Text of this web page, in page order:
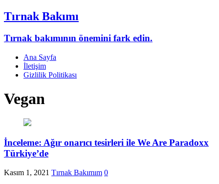
Tırnak Bakımı
Tırnak bakımının önemini fark edin.
Ana Sayfa
İletişim
Gizlilik Politikası
Vegan
İnceleme: Ağır onarıcı tesirleri ile We Are Paradoxx
Türkiye’de
Kasım 1, 2021 Tırnak Bakımım 0